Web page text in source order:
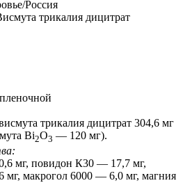
Россия
трикалия дицитрат
трикалия дицитрат 304,6 мг
Вi2O3 — 120 мг).
мг, повидон К30 — 17,7 мг,
мг, макрогол 6000 — 6,0 мг, магния